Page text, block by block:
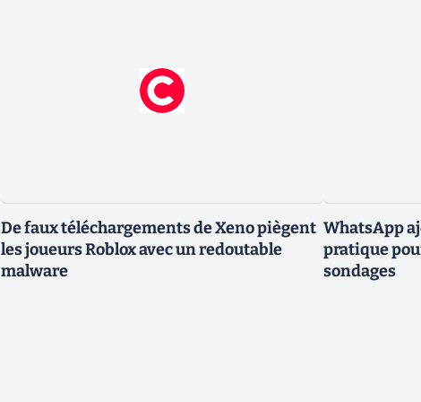
De faux téléchargements de Xeno piègent
les joueurs Roblox avec un redoutable
malware
WhatsApp
pratique
sondages